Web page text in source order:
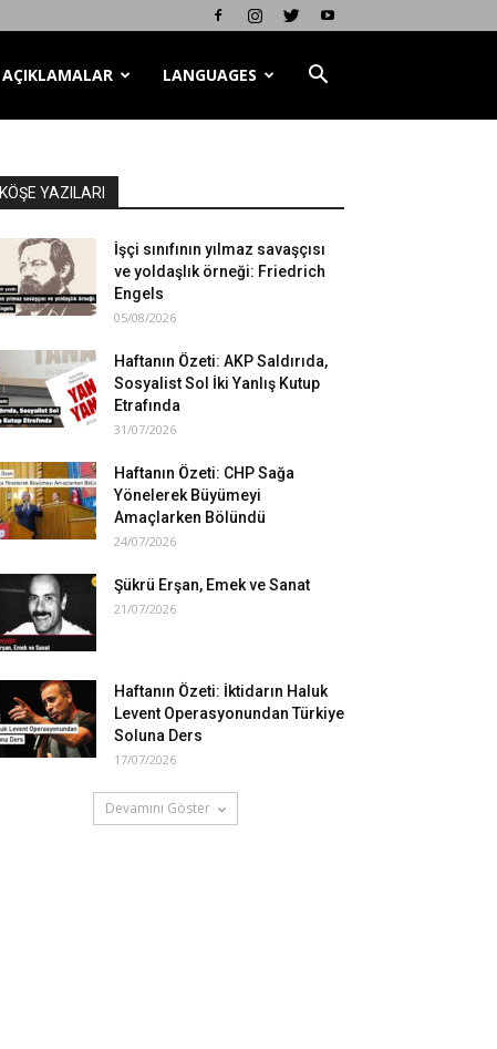
AÇIKLAMALAR LANGUAGES
KÖŞE YAZILARI
İşçi sınıfının yılmaz savaşçısı
ve yoldaşlık örneği: Friedrich
Engels
05/08/2026
Haftanın Özeti: AKP Saldırıda,
Sosyalist Sol İki Yanlış Kutup
Etrafında
31/07/2026
Haftanın Özeti: CHP Sağa
Yönelerek Büyümeyi
Amaçlarken Bölündü
24/07/2026
Şükrü Erşan, Emek ve Sanat
21/07/2026
Haftanın Özeti: İktidarın Haluk
Levent Operasyonundan Türkiye
Soluna Ders
17/07/2026
Devamını Göster